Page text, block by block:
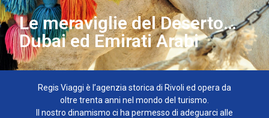
Le meraviglie del Deserto…
Dubai ed Emirati Arabi
Regis Viaggi è l’agenzia storica di Rivoli ed opera da
oltre trenta anni nel mondo del turismo.
Il nostro dinamismo ci ha permesso di adeguarci alle